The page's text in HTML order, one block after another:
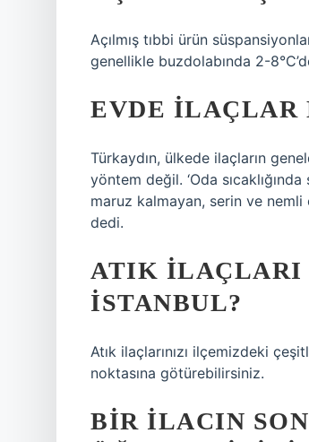
Açılmış tıbbi ürün
genellikle buzdolabında 2-
EVDE ILAÇLAR
Türkaydın, ülkede ilaçların
yöntem değil. ‘Oda sıcaklığında
maruz kalmayan, serin ve nemli
dedi.
ATIK ILAÇLARI
İSTANBUL?
Atık ilaçlarınızı ilçemizdeki
noktasına götürebilirsiniz.
BIR ILACIN